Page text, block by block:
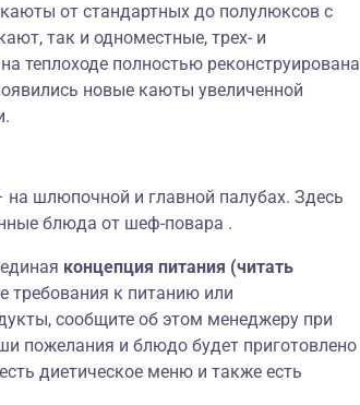
от стандартных до полулюксов с
так и одноместные, трех- и
теплоходе полностью реконструирована
новые каюты увеличенной
на шлюпочной и главной палубах. Здесь
блюда от шеф-повара .
концепция питания (читать
требования к питанию или
сообщите об этом менеджеру при
пожелания и блюдо будет приготовлено
диетическое меню и также есть